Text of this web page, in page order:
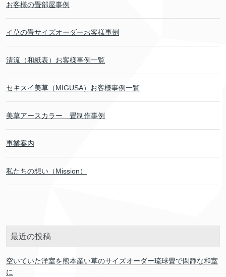
お客様の畳部屋事例
イ草の畳サイズオーダーお客様事例
清流（和紙表）お客様事例一覧
セキスイ美草（MIGUSA）お客様事例一覧
美草アースカラー 畳制作事例
事業案内
私たちの想い（Mission）
最近の投稿
空いていた洋室を熊本産い草のサイズオーダー琉球畳で閑静な和室
に